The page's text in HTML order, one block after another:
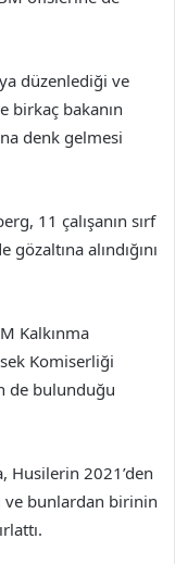
düzenlediği ve
birkaç bakanın
denk gelmesi
11 çalışanın sırf
alındığını
Kalkınma
Komiserliği
de bulunduğu
Husilerin 2021’den
ve bunlardan birinin